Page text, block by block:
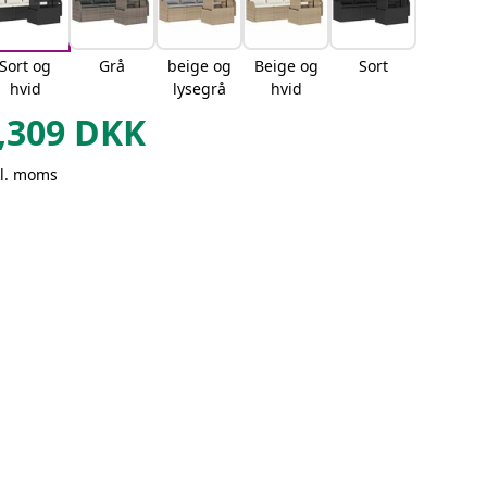
Sort og
hvid
Grå
beige og
lysegrå
Beige og
hvid
Sort
DKK
moms